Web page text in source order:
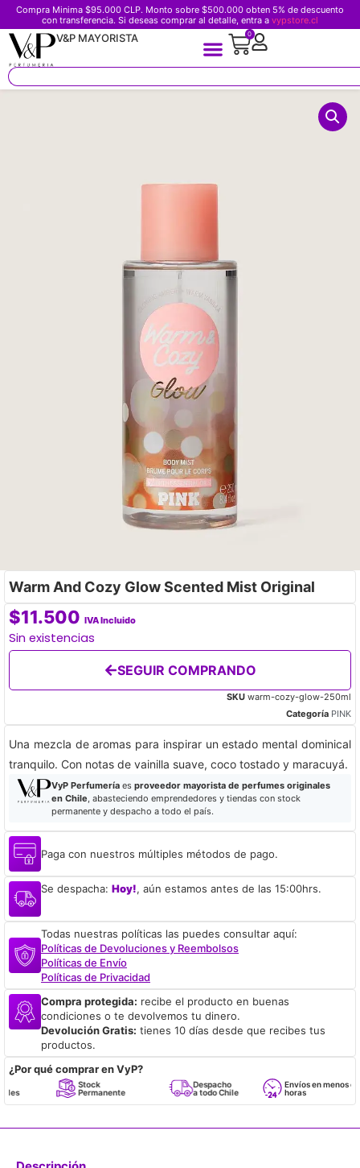
Compra Minima $95.000 CLP. Monto sobre $500.000 obten 5% de descuento
con transferencia. Si deseas comprar al detalle, entra a vypstore.cl
V&P MAYORISTA 0
Warm And Cozy Glow Scented Mist Original
$11.500 IVA Incluido
Sin existencias
SEGUIR COMPRANDO
SKU warm-cozy-glow-250ml
Categoría PINK
Una mezcla de aromas para inspirar un estado mental dominical
tranquilo. Con notas de vainilla suave, coco tostado y maracuyá.
VyP Perfumeríaes proveedor mayorista de perfumes originales
en Chile, abasteciendo emprendedores y tiendas con stock
permanente y despacho a todo el país.
Paga con nuestros múltiples métodos de pago.
Se despacha: Hoy!, aún estamos antes de las 15:00hrs.
Todas nuestras políticas las puedes consultar aquí:
Políticas de Devoluciones y Reembolsos
Políticas de Envío
Políticas de Privacidad
Compra protegida: recibe el producto en buenas
condiciones o te devolvemos tu dinero.
Devolución Gratis: tienes 10 días desde que recibes tus
productos.
¿Por qué comprar en VyP?
Stock
Permanente
Despacho
a todo Chile
Envíos en menos de 24
horas